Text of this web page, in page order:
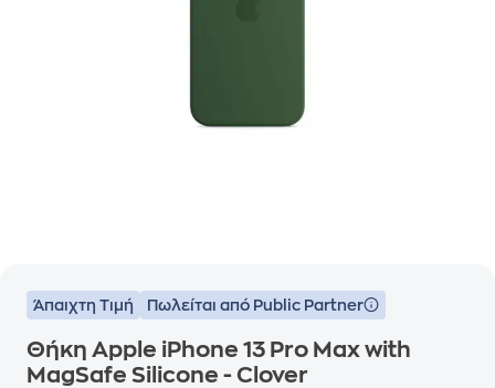
Άπαιχτη Τιμή Πωλείται από Public Partner
Θήκη Apple iPhone 13 Pro Max with
MagSafe Silicone - Clover